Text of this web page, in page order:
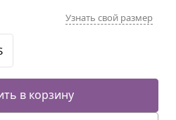
Узнать свой размер
в корзину